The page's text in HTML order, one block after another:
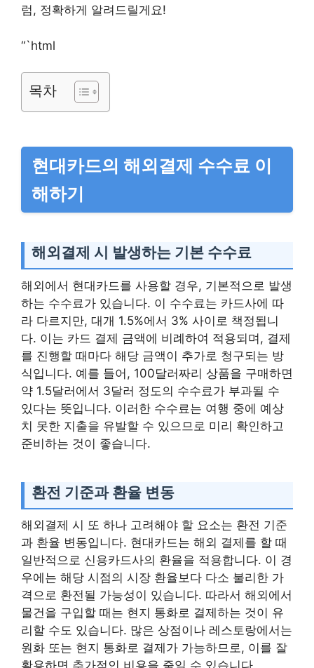
럼, 정확하게 알려드릴게요!
“`html
목차
현대카드의 해외결제 수수료 이
해하기
해외결제 시 발생하는 기본 수수료
해외에서 현대카드를 사용할 경우, 기본적으로 발생
하는 수수료가 있습니다. 이 수수료는 카드사에 따
라 다르지만, 대개 1.5%에서 3% 사이로 책정됩니
다. 이는 카드 결제 금액에 비례하여 적용되며, 결제
를 진행할 때마다 해당 금액이 추가로 청구되는 방
식입니다. 예를 들어, 100달러짜리 상품을 구매하면
약 1.5달러에서 3달러 정도의 수수료가 부과될 수
있다는 뜻입니다. 이러한 수수료는 여행 중에 예상
치 못한 지출을 유발할 수 있으므로 미리 확인하고
준비하는 것이 좋습니다.
환전 기준과 환율 변동
해외결제 시 또 하나 고려해야 할 요소는 환전 기준
과 환율 변동입니다. 현대카드는 해외 결제를 할 때
일반적으로 신용카드사의 환율을 적용합니다. 이 경
우에는 해당 시점의 시장 환율보다 다소 불리한 가
격으로 환전될 가능성이 있습니다. 따라서 해외에서
물건을 구입할 때는 현지 통화로 결제하는 것이 유
리할 수도 있습니다. 많은 상점이나 레스토랑에서는
원화 또는 현지 통화로 결제가 가능하므로, 이를 잘